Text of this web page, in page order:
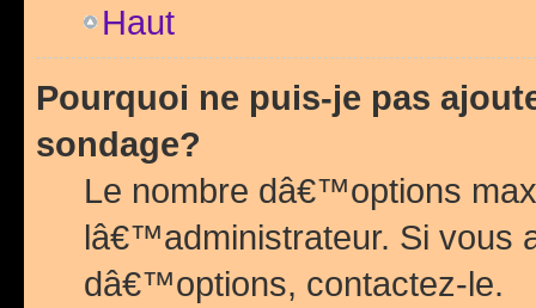
Haut
Pourquoi ne puis-je pas
sondage?
Le nombre dâ€™options
lâ€™administrateur. Si vous
dâ€™options, contactez-le.